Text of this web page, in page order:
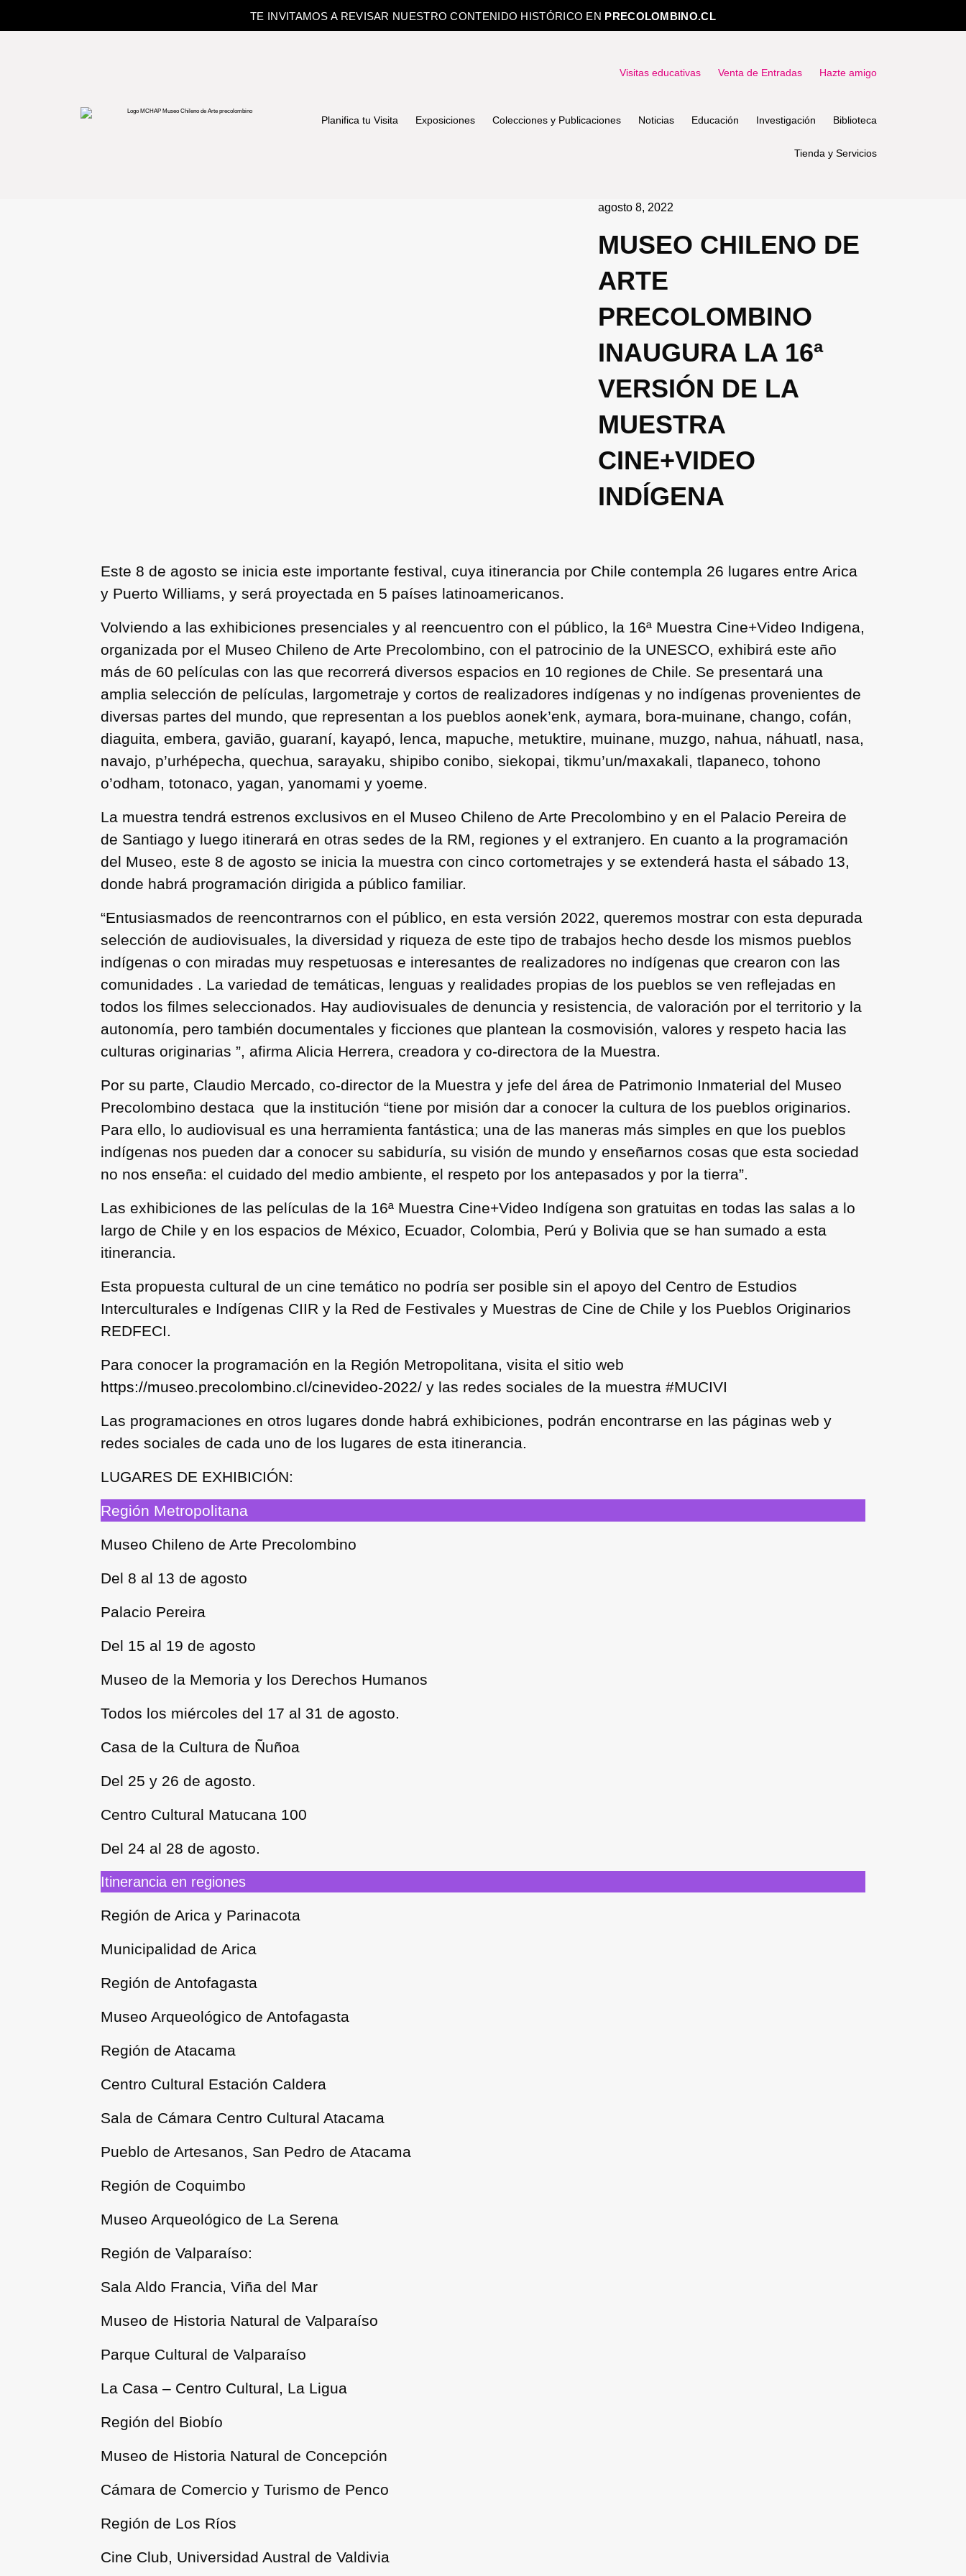
TE INVITAMOS A REVISAR NUESTRO CONTENIDO HISTÓRICO EN PRECOLOMBINO.CL
Visitas educativas Venta de Entradas Hazte amigo
Planifica tu Visita Exposiciones Colecciones y Publicaciones Noticias Educación Investigación Biblioteca
Tienda y Servicios
agosto 8, 2022
MUSEO CHILENO DE
ARTE
PRECOLOMBINO
INAUGURA LA 16ª
VERSIÓN DE LA
MUESTRA
CINE+VIDEO
INDÍGENA
Este 8 de agosto se inicia este importante festival, cuya itinerancia por Chile contempla 26 lugares entre Arica
y Puerto Williams, y será proyectada en 5 países latinoamericanos.
Volviendo a las exhibiciones presenciales y al reencuentro con el público, la 16ª Muestra Cine+Video Indigena,
organizada por el Museo Chileno de Arte Precolombino, con el patrocinio de la UNESCO, exhibirá este año
más de 60 películas con las que recorrerá diversos espacios en 10 regiones de Chile. Se presentará una
amplia selección de películas, largometraje y cortos de realizadores indígenas y no indígenas provenientes de
diversas partes del mundo, que representan a los pueblos aonek’enk, aymara, bora-muinane, chango, cofán,
diaguita, embera, gavião, guaraní, kayapó, lenca, mapuche, metuktire, muinane, muzgo, nahua, náhuatl, nasa,
navajo, p’urhépecha, quechua, sarayaku, shipibo conibo, siekopai, tikmu’un/maxakali, tlapaneco, tohono
o’odham, totonaco, yagan, yanomami y yoeme.
La muestra tendrá estrenos exclusivos en el Museo Chileno de Arte Precolombino y en el Palacio Pereira de
de Santiago y luego itinerará en otras sedes de la RM, regiones y el extranjero. En cuanto a la programación
del Museo, este 8 de agosto se inicia la muestra con cinco cortometrajes y se extenderá hasta el sábado 13,
donde habrá programación dirigida a público familiar.
“Entusiasmados de reencontrarnos con el público, en esta versión 2022, queremos mostrar con esta depurada
selección de audiovisuales, la diversidad y riqueza de este tipo de trabajos hecho desde los mismos pueblos
indígenas o con miradas muy respetuosas e interesantes de realizadores no indígenas que crearon con las
comunidades . La variedad de temáticas, lenguas y realidades propias de los pueblos se ven reflejadas en
todos los filmes seleccionados. Hay audiovisuales de denuncia y resistencia, de valoración por el territorio y la
autonomía, pero también documentales y ficciones que plantean la cosmovisión, valores y respeto hacia las
culturas originarias ”, afirma Alicia Herrera, creadora y co-directora de la Muestra.
Por su parte, Claudio Mercado, co-director de la Muestra y jefe del área de Patrimonio Inmaterial del Museo
Precolombino destaca que la institución “tiene por misión dar a conocer la cultura de los pueblos originarios.
Para ello, lo audiovisual es una herramienta fantástica; una de las maneras más simples en que los pueblos
indígenas nos pueden dar a conocer su sabiduría, su visión de mundo y enseñarnos cosas que esta sociedad
no nos enseña: el cuidado del medio ambiente, el respeto por los antepasados y por la tierra”.
Las exhibiciones de las películas de la 16ª Muestra Cine+Video Indígena son gratuitas en todas las salas a lo
largo de Chile y en los espacios de México, Ecuador, Colombia, Perú y Bolivia que se han sumado a esta
itinerancia.
Esta propuesta cultural de un cine temático no podría ser posible sin el apoyo del Centro de Estudios
Interculturales e Indígenas CIIR y la Red de Festivales y Muestras de Cine de Chile y los Pueblos Originarios
REDFECI.
Para conocer la programación en la Región Metropolitana, visita el sitio web
https://museo.precolombino.cl/cinevideo-2022/ y las redes sociales de la muestra #MUCIVI
Las programaciones en otros lugares donde habrá exhibiciones, podrán encontrarse en las páginas web y
redes sociales de cada uno de los lugares de esta itinerancia.
LUGARES DE EXHIBICIÓN:
Región Metropolitana
Museo Chileno de Arte Precolombino
Del 8 al 13 de agosto
Palacio Pereira
Del 15 al 19 de agosto
Museo de la Memoria y los Derechos Humanos
Todos los miércoles del 17 al 31 de agosto.
Casa de la Cultura de Ñuñoa
Del 25 y 26 de agosto.
Centro Cultural Matucana 100
Del 24 al 28 de agosto.
Itinerancia en regiones
Región de Arica y Parinacota
Municipalidad de Arica
Región de Antofagasta
Museo Arqueológico de Antofagasta
Región de Atacama
Centro Cultural Estación Caldera
Sala de Cámara Centro Cultural Atacama
Pueblo de Artesanos, San Pedro de Atacama
Región de Coquimbo
Museo Arqueológico de La Serena
Región de Valparaíso:
Sala Aldo Francia, Viña del Mar
Museo de Historia Natural de Valparaíso
Parque Cultural de Valparaíso
La Casa – Centro Cultural, La Ligua
Región del Biobío
Museo de Historia Natural de Concepción
Cámara de Comercio y Turismo de Penco
Región de Los Ríos
Cine Club, Universidad Austral de Valdivia